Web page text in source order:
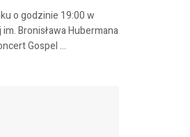
o godzinie 19:00 w
Bronisława Hubermana
Gospel ...